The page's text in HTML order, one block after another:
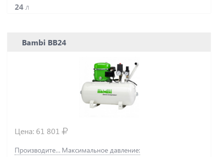
24 л
Bambi BB24
Цена: 61 801
Производительность: Максимальное давление: